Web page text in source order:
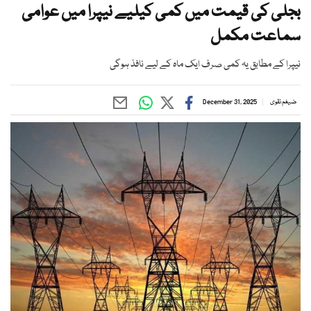
بجلی کی قیمت میں کمی کیلیے نیپرا میں عوامی
سماعت مکمل
نیپرا کے مطابق یہ کمی صرف ایک ماہ کے لیے نافذ ہوگی
ضیغم نقوی December 31, 2025